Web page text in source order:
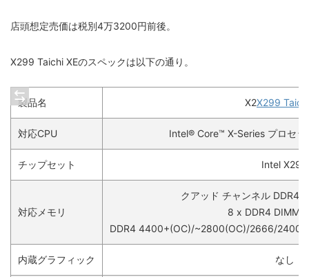
店頭想定売価は税別4万3200円前後。
X299 Taichi XEのスペックは以下の通り。
製品名 X2X299
対応CPU Intel® Core™ X-Series プロセ
チップセット Intel X299
対応メモリ
クアッド チャンネル DDR4
8 x DDR4 DIMM
DDR4 4400+(OC)/~2800(OC)/2666/2400/
内蔵グラフィック なし